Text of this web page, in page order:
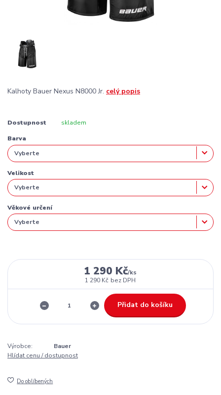
Kalhoty Bauer Nexus N8000 Jr. celý popis
Dostupnost skladem
Barva
Velikost
Věkové určení
1 290 Kč/ks
1 290 Kč bez DPH
Přidat do košíku
Výrobce:
Bauer
Hlídat cenu / dostupnost
Do oblíbených